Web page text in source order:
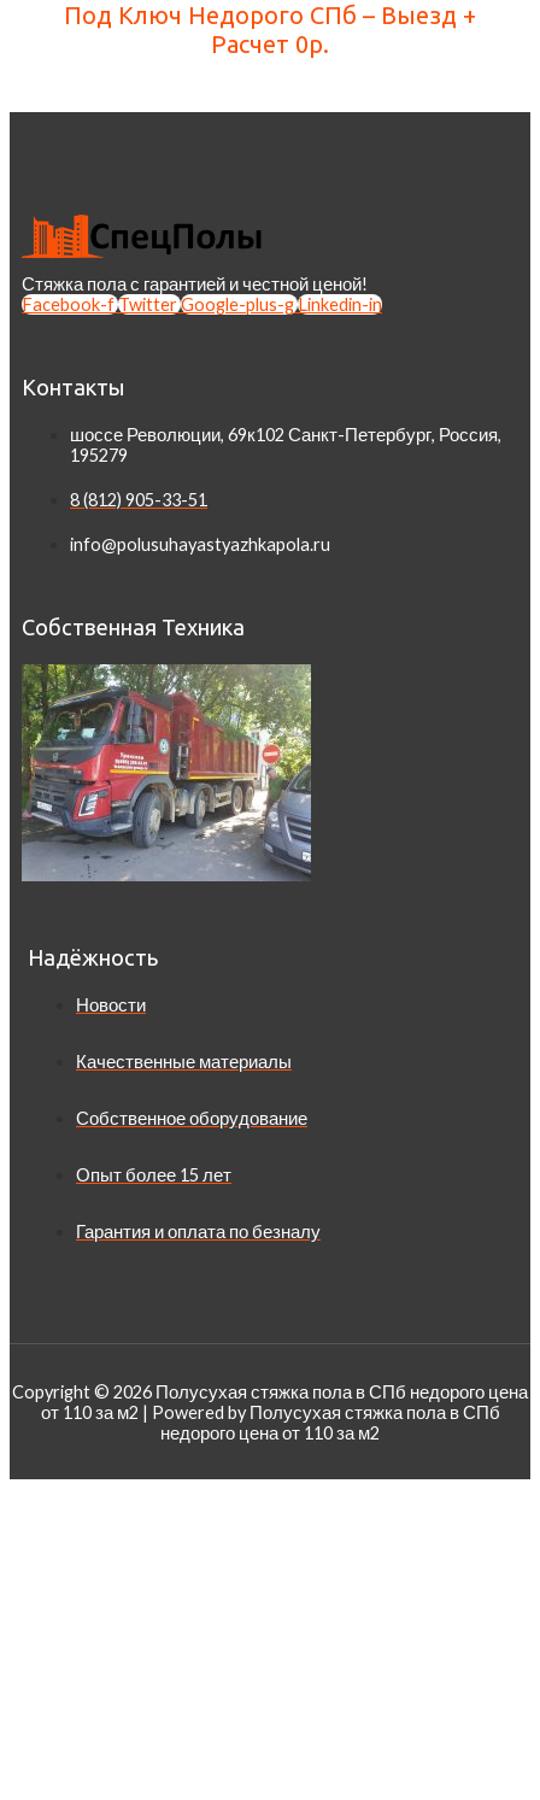
Под Ключ Недорого СПб – Выезд +
Расчет 0р.
Стяжка пола с гарантией и честной ценой!
Facebook-fTwitterGoogle-plus-gLinkedin-in
Контакты
шоссе Революции, 69к102 Санкт-Петербург, Россия,
195279
8 (812) 905-33-51
info@polusuhayastyazhkapola.ru
Собственная Техника
Надёжность
Новости
Качественные материалы
Собственное оборудование
Опыт более 15 лет
Гарантия и оплата по безналу
Copyright © 2026 Полусухая стяжка пола в СПб недорого цена
от 110 за м2 | Powered by Полусухая стяжка пола в СПб
недорого цена от 110 за м2